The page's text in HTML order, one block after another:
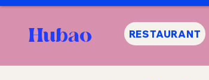
Hubao RESTAURANT